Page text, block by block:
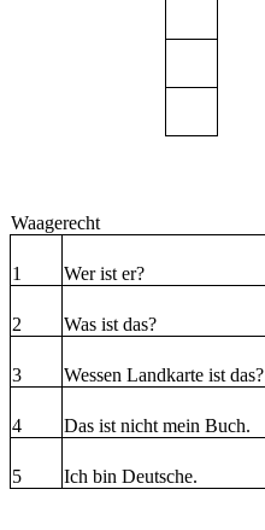
Waagerecht
1 Wer ist er?
2 Was ist das?
3 Wessen Landkarte ist das?
4 Das ist nicht mein Buch.
5 Ich bin Deutsche.